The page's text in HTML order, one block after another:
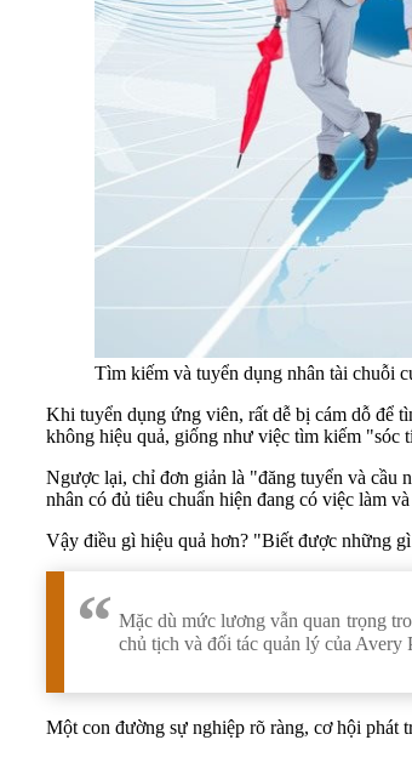
Tìm kiếm và tuyển dụng nhân tài chuỗi
Khi tuyển dụng ứng viên, rất dễ bị cám dỗ để
không hiệu quả, giống như việc tìm kiếm "sóc
Ngược lại, chỉ đơn giản là "đăng tuyển và cầu
nhân có đủ tiêu chuẩn hiện đang có việc làm
Vậy điều gì hiệu quả hơn? "Biết được những
Mặc dù mức lương vẫn quan trọng
chủ tịch và đối tác quản lý của
Một con đường sự nghiệp rõ ràng, cơ hội phát